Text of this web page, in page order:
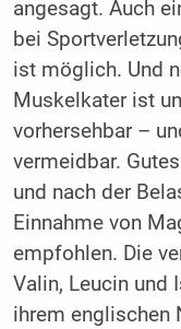
angesagt. Auch
bei
ist möglich. Und
Muskelkater ist
vorhersehbar –
vermeidbar.
und nach der
Einnahme von
empfohlen. Die
Valin, Leucin und
ihrem englischen